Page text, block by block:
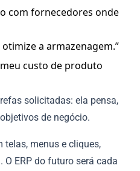
com fornecedores onde
a armazenagem.”
custo de produto
solicitadas: ela pensa,
de negócio.
menus e cliques,
O ERP do futuro será cada